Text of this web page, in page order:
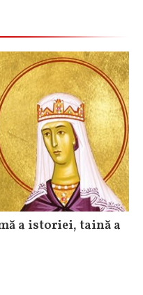
a istoriei, taină a